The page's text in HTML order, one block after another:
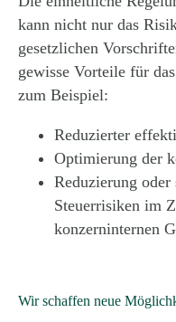
kann nicht nur das
gesetzlichen
gewisse Vorteile für
zum Beispiel:
Reduzierter
Optimierung der
Reduzierung
Steuerrisiken im
konzerninternen
Wir schaffen neue